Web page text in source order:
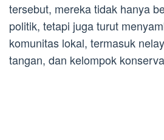
tersebut, mereka tidak hanya
politik, tetapi juga turut
komunitas lokal, termasuk
tangan, dan kelompok